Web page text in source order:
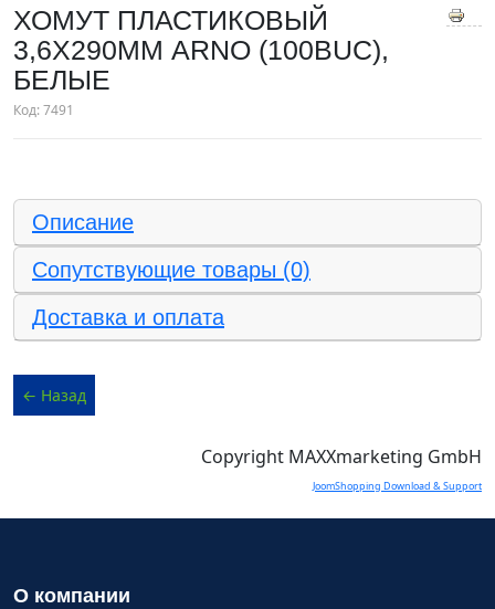
ХОМУТ ПЛАСТИКОВЫЙ
3,6Х290ММ ARNO (100BUC),
БЕЛЫЕ
Код:7491
Описание
Сопутствующие товары (0)
Доставка и оплата
Copyright MAXXmarketing GmbH
JoomShopping Download & Support
О компании